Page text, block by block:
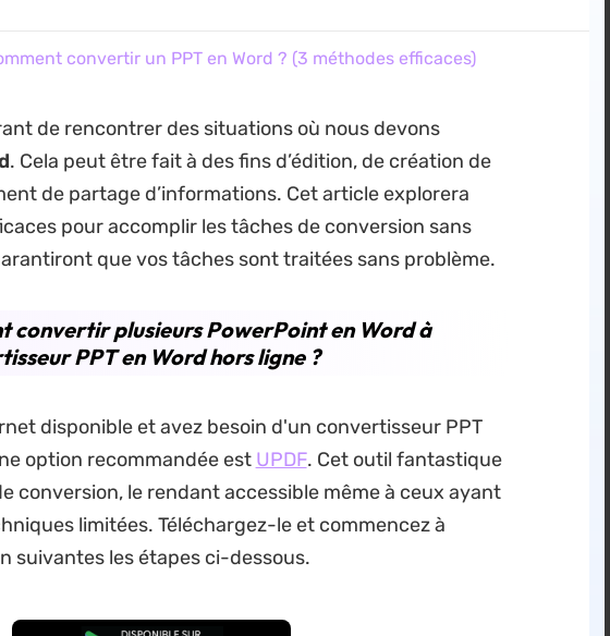
convertir un PPT en Word ? (3 méthodes efficaces)
de rencontrer des situations où nous devons
. Cela peut être fait à des fins d’édition, de création de
de partage d’informations. Cet article explorera
pour accomplir les tâches de conversion sans
que vos tâches sont traitées sans problème.
convertir plusieurs PowerPoint en Word à
PPT en Word hors ligne ?
disponible et avez besoin d'un convertisseur PPT
option recommandée est UPDF. Cet outil fantastique
conversion, le rendant accessible même à ceux ayant
limitées. Téléchargez-le et commencez à
suivantes les étapes ci-dessous.